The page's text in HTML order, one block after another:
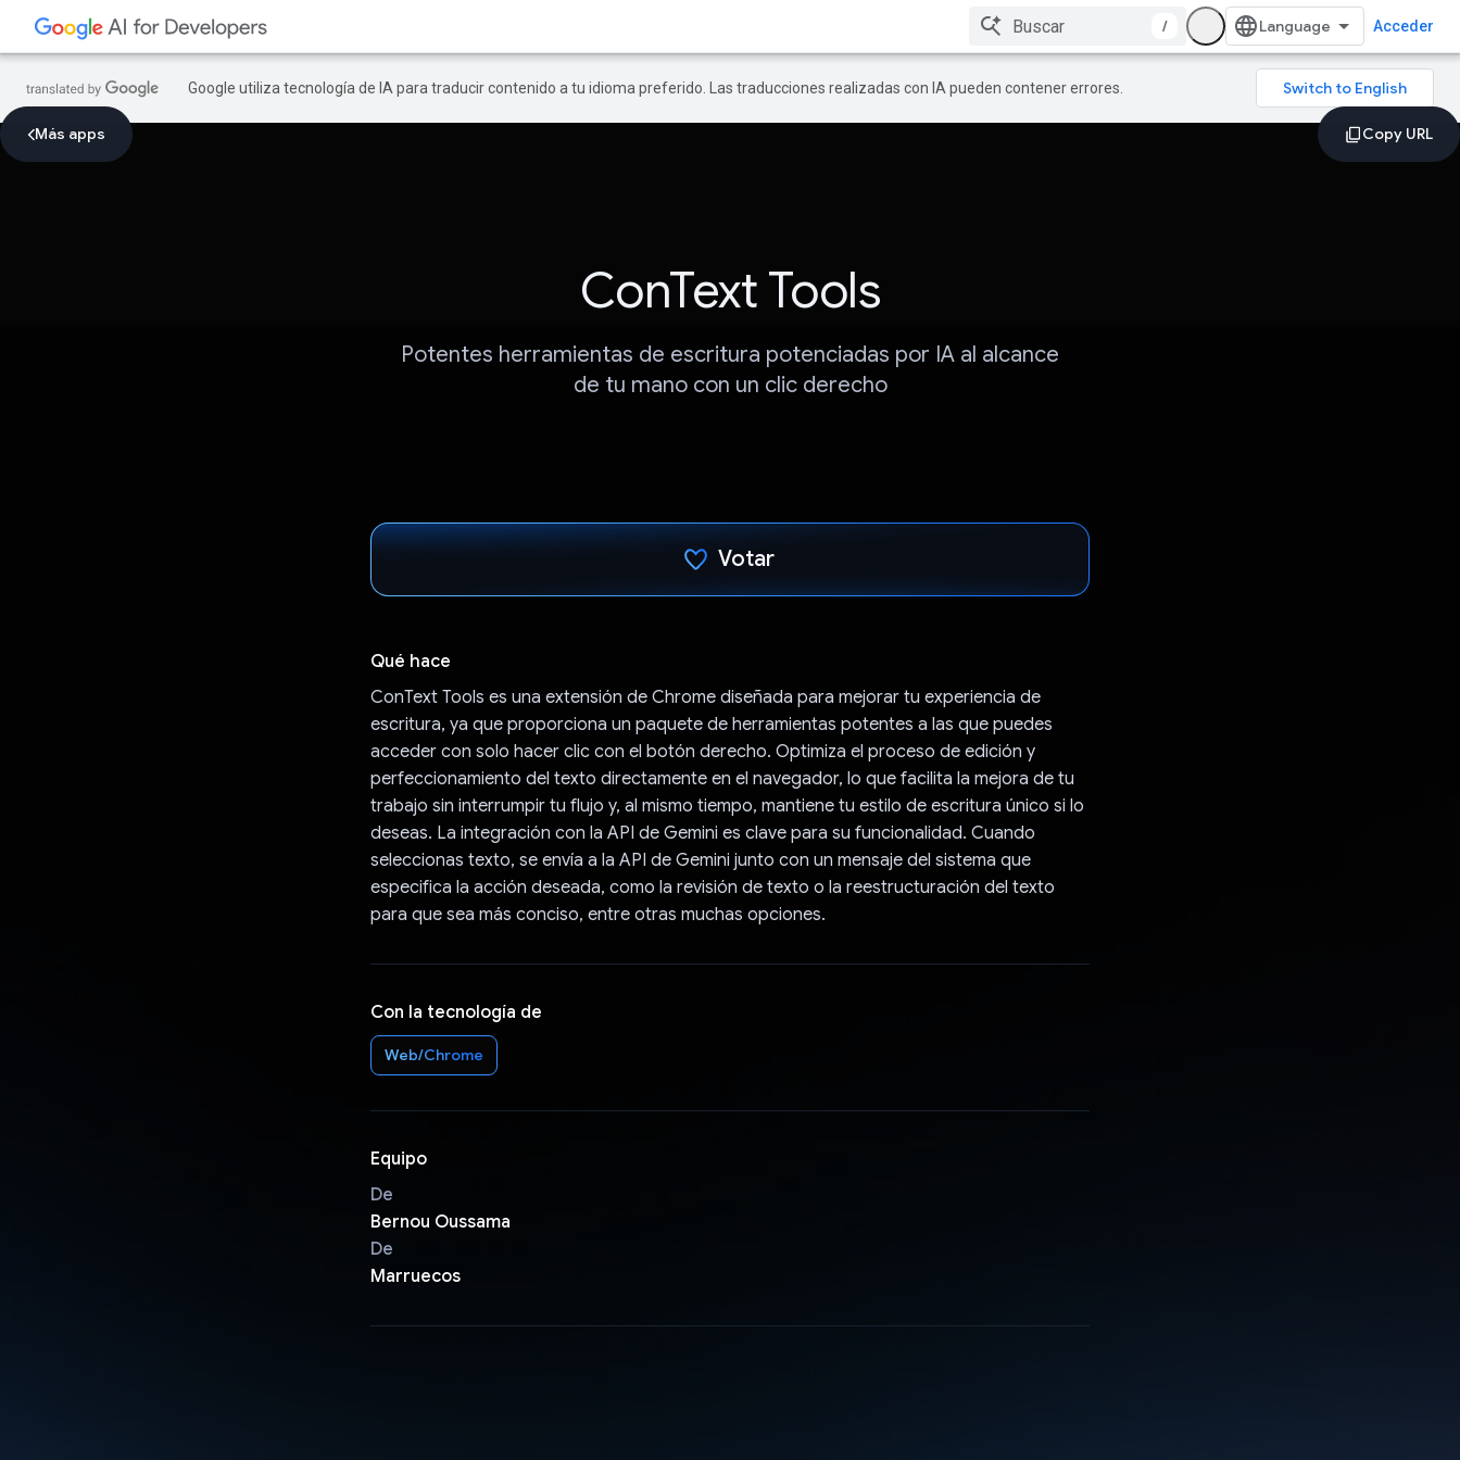
/ Acceder
Google utiliza tecnología de IA para traducir contenido a tu idioma preferido. Las traducciones realizadas con IA pueden contener errores.
Más apps
ConText Tools
Potentes herramientas de escritura potenciadas por IA al alcance
de tu mano con un clic derecho
Votar
Qué hace
ConText Tools es una extensión de Chrome diseñada para mejorar tu experiencia de
escritura, ya que proporciona un paquete de herramientas potentes a las que puedes
acceder con solo hacer clic con el botón derecho. Optimiza el proceso de edición y
perfeccionamiento del texto directamente en el navegador, lo que facilita la mejora de tu
trabajo sin interrumpir tu flujo y, al mismo tiempo, mantiene tu estilo de escritura único si lo
deseas. La integración con la API de Gemini es clave para su funcionalidad. Cuando
seleccionas texto, se envía a la API de Gemini junto con un mensaje del sistema que
especifica la acción deseada, como la revisión de texto o la reestructuración del texto
para que sea más conciso, entre otras muchas opciones.
Con la tecnología de
Web/Chrome
Equipo
De
Bernou Oussama
De
Marruecos